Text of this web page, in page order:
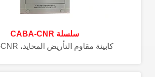
سلسلة CABA-CNR
كابينة مقاوم التأريض المحايد، CABA-CNR